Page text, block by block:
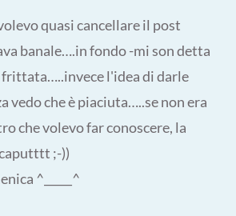
quasi cancellare il post
banale….in fondo -mi son detta
frittata…..invece l'idea di darle
vedo che è piaciuta…..se non era
che volevo far conoscere, la
;-))
^_____^